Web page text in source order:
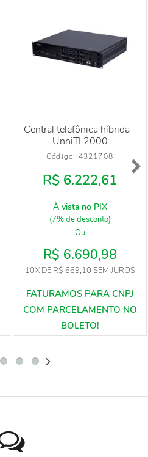
Central telefônica híbrida -
UnniTI 2000
Código: 4321708
R$ 6.222,61
À vista no PIX
(7% de desconto)
Ou
R$ 6.690,98
10XDE R$ 669,10 SEM JUROS